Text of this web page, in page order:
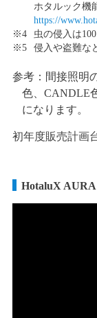
ホタルック機
https://
※4
虫の侵入は
※5
侵入や盗難な
参考：間接照明
色、CANDLE
になります。
初年度販売計画
HotaluX